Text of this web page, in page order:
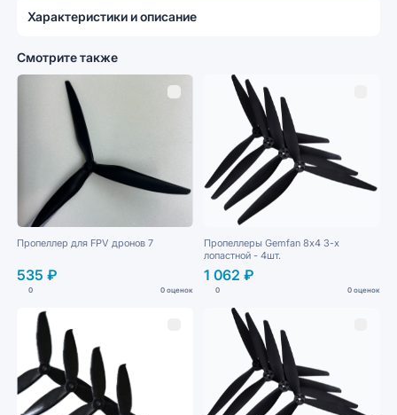
Характеристики и описание
Смотрите также
Пропеллер для FPV дронов 7
535 ₽
0 0 оценок
Пропеллеры Gemfan 8х4 3-х
лопастной - 4шт.
1 062 ₽
0 0 оценок